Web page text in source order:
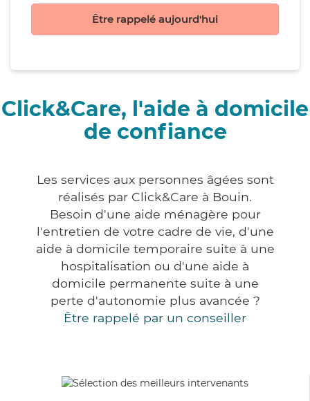
Être rappelé aujourd'hui
Click&Care, l'aide à domicile
de confiance
Les services aux personnes âgées sont
réalisés par Click&Care à Bouin.
Besoin d'une aide ménagère pour
l'entretien de votre cadre de vie, d'une
aide à domicile temporaire suite à une
hospitalisation ou d'une aide à
domicile permanente suite à une
perte d'autonomie plus avancée ?
Être rappelé par un conseiller